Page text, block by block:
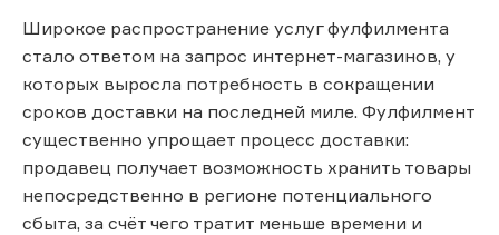
Широкое распространение услуг фулфилмента
стало ответом на запрос интернет-магазинов, у
которых выросла потребность в сокращении
сроков доставки на последней миле. Фулфилмент
существенно упрощает процесс доставки:
продавец получает возможность хранить товары
непосредственно в регионе потенциального
сбыта, за счёт чего тратит меньше времени и